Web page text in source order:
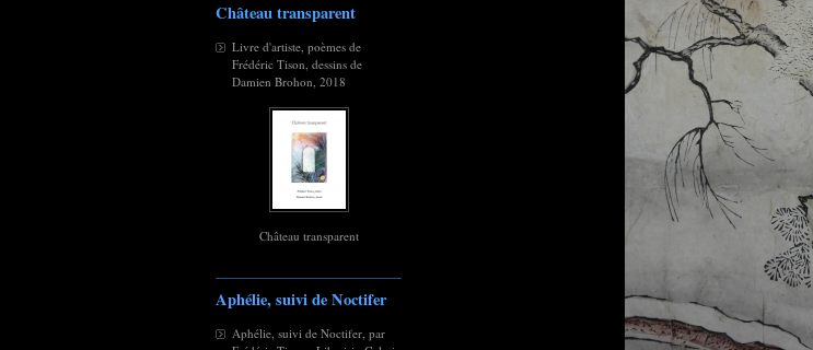
Château transparent
Livre d'artiste, poèmes de
Frédéric Tison, dessins de
Damien Brohon, 2018
Château transparent
Aphélie, suivi de Noctifer
Aphélie, suivi de Noctifer, par